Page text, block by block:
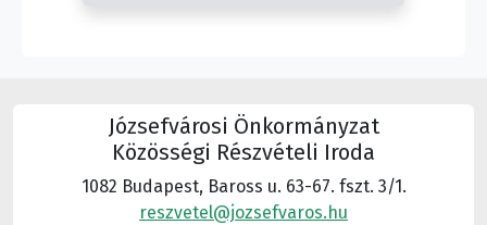
Józsefvárosi Önkormányzat
Közösségi Részvételi Iroda
1082 Budapest, Baross u. 63-67. fszt. 3/1.
reszvetel@jozsefvaros.hu